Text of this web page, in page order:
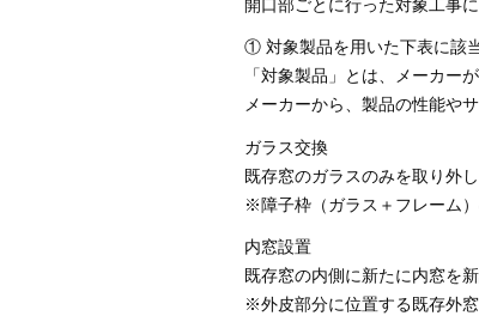
開口部ごとに行った対象工事
① 対象製品を用いた下表に該
「対象製品」とは、メーカー
メーカーから、製品の性能や
ガラス交換
既存窓のガラスのみを取り外
※障子枠（ガラス＋フレーム
内窓設置
既存窓の内側に新たに内窓を
※外皮部分に位置する既存外